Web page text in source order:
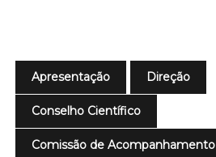
Apresentação Direção
Conselho Científico
Comissão de Acompanhamento